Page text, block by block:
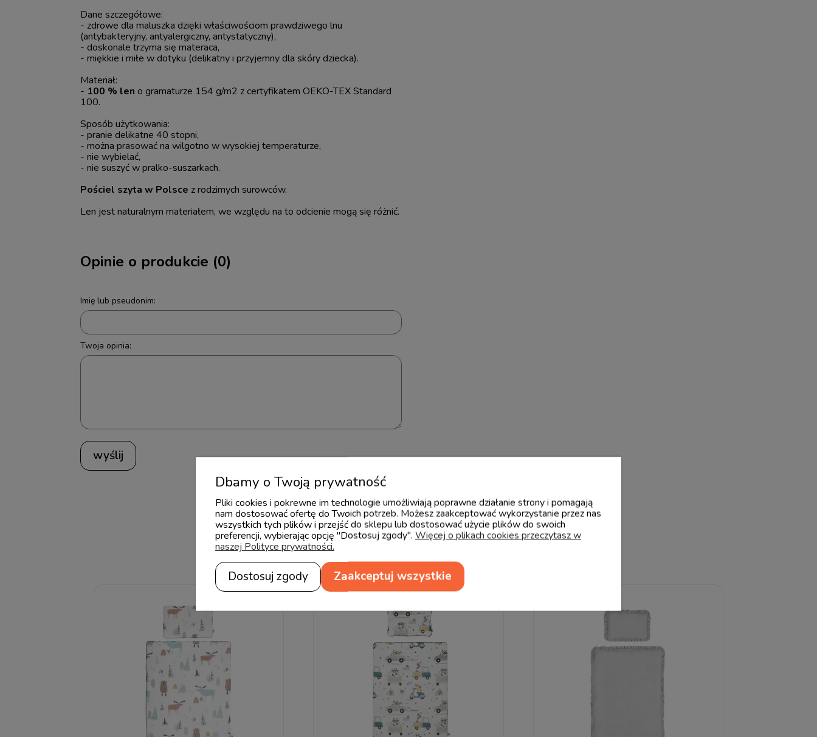
Dane szczegółowe:
- zdrowe dla maluszka dzięki właściwościom prawdziwego lnu
(antybakteryjny, antyalergiczny, antystatyczny),
- doskonale trzyma się materaca,
- miękkie i miłe w dotyku (delikatny i przyjemny dla skóry dziecka).
Materiał:
- 100 % len o gramaturze 154 g/m2 z certyfikatem OEKO-TEX Standard
100.
Sposób użytkowania:
- pranie delikatne 40 stopni,
- można prasować na wilgotno w wysokiej temperaturze,
- nie wybielać,
- nie suszyć w pralko-suszarkach.
Pościel szyta w Polsce z rodzimych surowców.
Len jest naturalnym materiałem, we względu na to odcienie mogą się różnić.
Opinie o produkcie (0)
Imię lub pseudonim:
Twoja opinia:
wyślij
Produkty powiązane
Dbamy o Twoją prywatność
Pliki cookies i pokrewne im technologie umożliwiają poprawne działanie strony i pomagają
nam dostosować ofertę do Twoich potrzeb. Możesz zaakceptować wykorzystanie przez nas
wszystkich tych plików i przejść do sklepu lub dostosować użycie plików do swoich
preferencji, wybierając opcję "Dostosuj zgody". Więcej o plikach cookies przeczytasz w
naszej Polityce prywatności.
Dostosuj zgody Zaakceptuj wszystkie